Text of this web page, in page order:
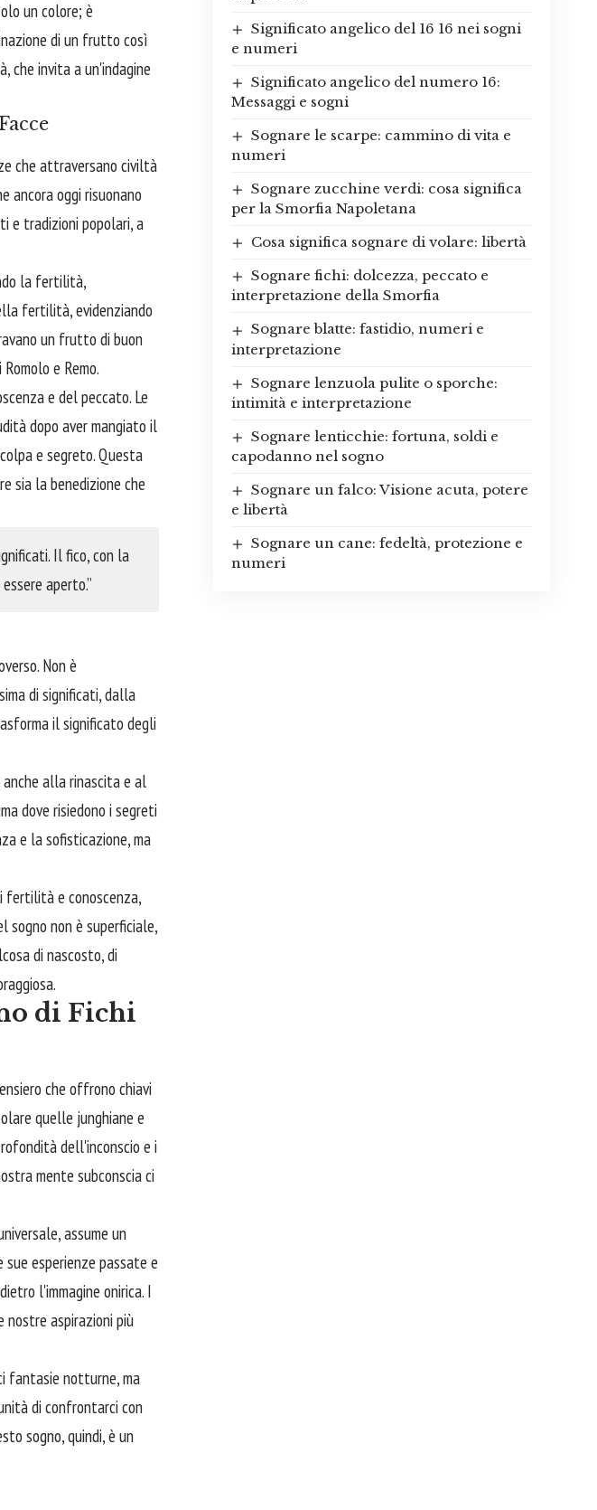
un colore; è
di un frutto così
che invita a un'indagine
che attraversano civiltà
ancora oggi risuonano
e tradizioni popolari, a
la fertilità,
fertilità, evidenziando
un frutto di buon
e Remo.
e del peccato. Le
dopo aver mangiato il
e segreto. Questa
sia la benedizione che
Il fico, con la
aperto.”
Non è
di significati, dalla
il significato degli
alla rinascita e al
dove risiedono i segreti
e la sofisticazione, ma
fertilità e conoscenza,
sogno non è superficiale,
di nascosto, di
di Fichi
che offrono chiavi
quelle junghiane e
dell'inconscio e i
mente subconscia ci
assume un
esperienze passate e
l'immagine onirica. I
aspirazioni più
fantasie notturne, ma
di confrontarci con
sogno, quindi, è un
Significato angelico del 16 16 nei sogni
e numeri
Significato angelico del numero 16:
Messaggi e sogni
Sognare le scarpe: cammino di vita e
numeri
Sognare zucchine verdi: cosa significa
per la Smorfia Napoletana
Cosa significa sognare di volare: libertà
Sognare fichi: dolcezza, peccato e
interpretazione della Smorfia
Sognare blatte: fastidio, numeri e
interpretazione
Sognare lenzuola pulite o sporche:
intimità e interpretazione
Sognare lenticchie: fortuna, soldi e
capodanno nel sogno
Sognare un falco: Visione acuta, potere
e libertà
Sognare un cane: fedeltà, protezione e
numeri